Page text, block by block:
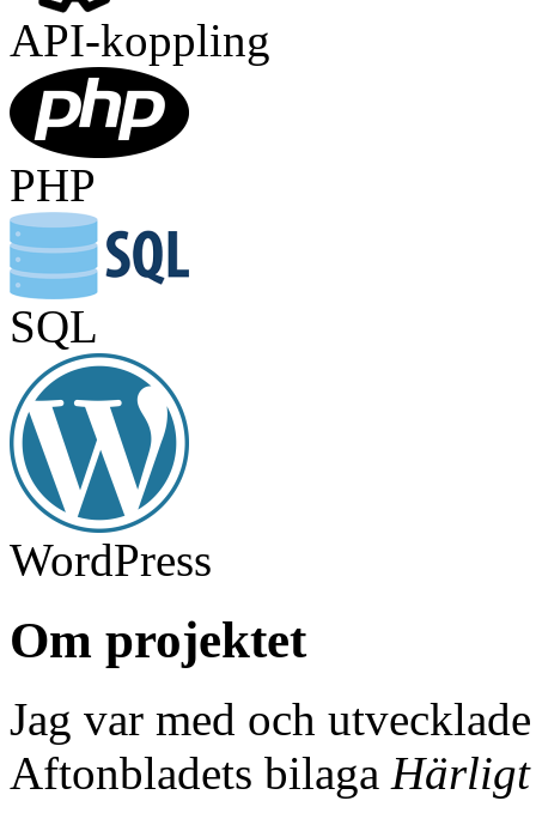
API-koppling
PHP
SQL
WordPress
Om projektet
Jag var med och
Aftonbladets bilaga Härligt